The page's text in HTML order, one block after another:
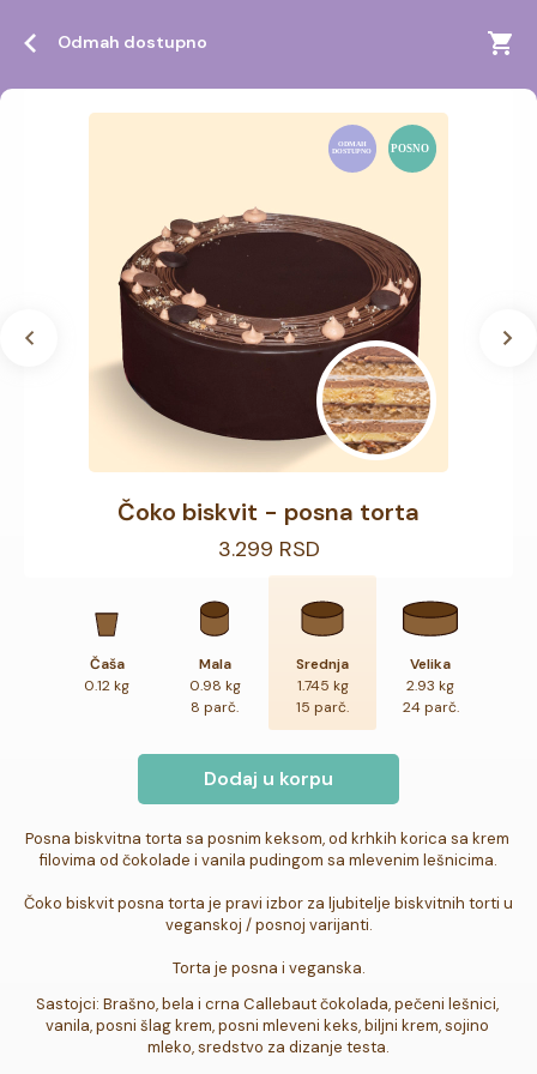
Odmah dostupno
Čoko biskvit - posna torta
3.299 RSD
Čaša
0.12 kg
Mala
0.98 kg
8 parč.
Srednja
1.745 kg
15 parč.
Velika
2.93 kg
24 parč.
Dodaj u korpu
Posna biskvitna torta sa posnim keksom, od krhkih korica sa krem
filovima od čokolade i vanila pudingom sa mlevenim lešnicima.
Čoko biskvit posna torta je pravi izbor za ljubitelje biskvitnih torti u
veganskoj / posnoj varijanti.
Torta je posna i veganska.
Sastojci: Brašno, bela i crna Callebaut čokolada, pečeni lešnici,
vanila, posni šlag krem, posni mleveni keks, biljni krem, sojino
mleko, sredstvo za dizanje testa.